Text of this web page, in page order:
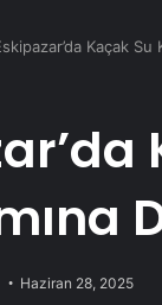
Kaçak Su
Haziran 28, 2025